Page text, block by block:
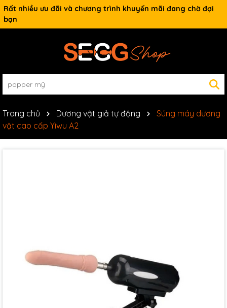
Rất nhiều ưu đãi và chương trình khuyến mãi đang chờ đợi
bạn
Trang chủ Dương vật giả tự động
Súng máy dương
vật cao cấp Yiwu A2